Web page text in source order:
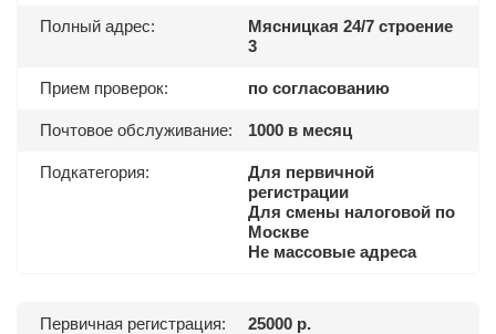
Полный адрес:
Мясницкая 24/7 строение
3
Прием проверок: по согласованию
Почтовое обслуживание: 1000 в месяц
Подкатегория:
Для первичной
регистрации
Для смены налоговой по
Москве
Не массовые адреса
Первичная регистрация: 25000 р.